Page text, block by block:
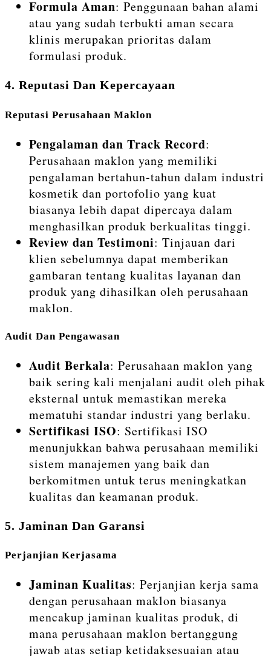
Formula Aman: Penggunaan bahan alami
atau yang sudah terbukti aman secara
klinis merupakan prioritas dalam
formulasi produk.
4. Reputasi Dan Kepercayaan
Reputasi Perusahaan Maklon
Pengalaman dan Track Record:
Perusahaan maklon yang memiliki
pengalaman bertahun-tahun dalam industri
kosmetik dan portofolio yang kuat
biasanya lebih dapat dipercaya dalam
menghasilkan produk berkualitas tinggi.
Review dan Testimoni: Tinjauan dari
klien sebelumnya dapat memberikan
gambaran tentang kualitas layanan dan
produk yang dihasilkan oleh perusahaan
maklon.
Audit Dan Pengawasan
Audit Berkala: Perusahaan maklon yang
baik sering kali menjalani audit oleh pihak
eksternal untuk memastikan mereka
mematuhi standar industri yang berlaku.
Sertifikasi ISO: Sertifikasi ISO
menunjukkan bahwa perusahaan memiliki
sistem manajemen yang baik dan
berkomitmen untuk terus meningkatkan
kualitas dan keamanan produk.
5. Jaminan Dan Garansi
Perjanjian Kerjasama
Jaminan Kualitas: Perjanjian kerja sama
dengan perusahaan maklon biasanya
mencakup jaminan kualitas produk, di
mana perusahaan maklon bertanggung
jawab atas setiap ketidaksesuaian atau